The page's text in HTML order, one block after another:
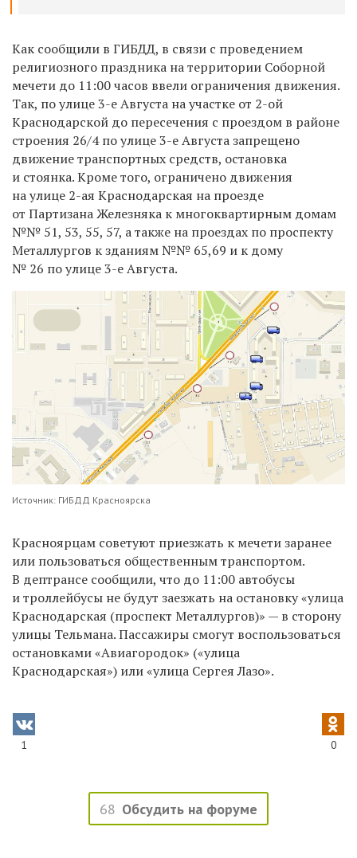
Как сообщили в ГИБДД, в связи с проведением
религиозного праздника на территории Соборной
мечети до 11:00 часов ввели ограничения движения.
Так, по улице 3-е Августа на участке от 2-ой
Краснодарской до пересечения с проездом в районе
строения 26/4 по улице 3-е Августа запрещено
движение транспортных средств, остановка
и стоянка. Кроме того, ограничено движения
на улице 2-ая Краснодарская на проезде
от Партизана Железняка к многоквартирным домам
№№ 51, 53, 55, 57, а также на проездах по проспекту
Металлургов к зданиям №№ 65,69 и к дому
№ 26 по улице 3-е Августа.
Источник: ГИБДД Красноярска
Красноярцам советуют приезжать к мечети заранее
или пользоваться общественным транспортом.
В дептрансе сообщили, что до 11:00 автобусы
и троллейбусы не будут заезжать на остановку«улица
Краснодарская (проспект Металлургов)» — в сторону
улицы Тельмана. Пассажиры смогут воспользоваться
остановками«Авиагородок» («улица
Краснодарская») или «улица Сергея Лазо».
1 0
68 Обсудить на форуме